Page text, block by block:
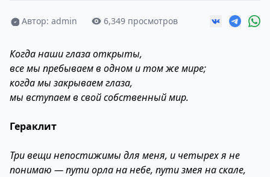
Автор: admin 6,349 просмотров
Когда наши глаза открыты,
все мы пребываем в одном и том же мире;
когда мы закрываем глаза,
мы вступаем в свой собственный мир.
Гераклит
Три вещи непостижимы для меня, и четырех я не
понимаю — пути орла на небе, пути змея на скале,